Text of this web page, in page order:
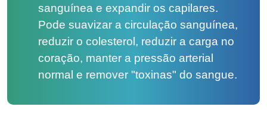
sanguínea e expandir os capilares.
Pode suavizar a circulação sanguínea,
reduzir o colesterol, reduzir a carga no
coração, manter a pressão arterial
normal e remover "toxinas" do sangue.